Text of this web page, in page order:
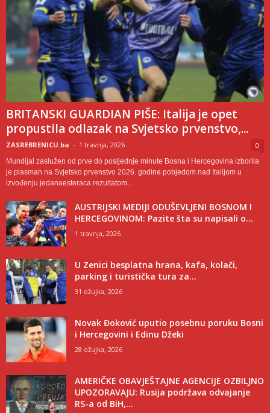
BRITANSKI GUARDIAN PIŠE: Italija je opet
propustila odlazak na Svjetsko prvenstvo,...
ZASREBRENICU.ba - 1 travnja, 2026 0
Mundijal zaslužen od prve do posljednje minute Bosna i Hercegovina izborila
je plasman na Svjetsko prvenstvo 2026. godine pobjedom nad Italijom u
izvođenju jedanaesteraca rezultatom...
AUSTRIJSKI MEDIJI ODUŠEVLJENI BOSNOM I
HERCEGOVINOM: Pazite šta su napisali o...
1 travnja, 2026
U Zenici besplatna hrana, kafa, kolači,
parking i turistička tura za...
31 ožujka, 2026
Novak Đoković uputio posebnu poruku Bosni
i Hercegovini i Edinu Džeki
28 ožujka, 2026
AMERIČKE OBAVJEŠTAJNE AGENCIJE OZBILJNO
UPOZORAVAJU: Rusija podržava odvajanje
RS-a od BiH,...